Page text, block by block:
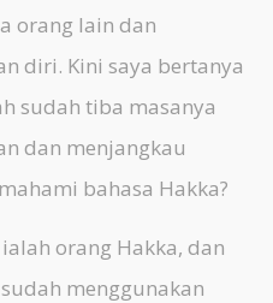
orang lain dan
diri. Kini saya bertanya
sudah tiba masanya
dan menjangkau
bahasa Hakka?
orang Hakka, dan
menggunakan